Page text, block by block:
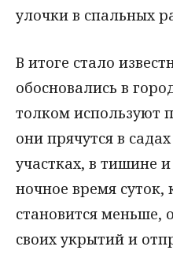
улочки в спальных
В итоге стало
обосновались в
толком используют
они прячутся в
участках, в тишине
ночное время суток,
становится меньше,
своих укрытий и